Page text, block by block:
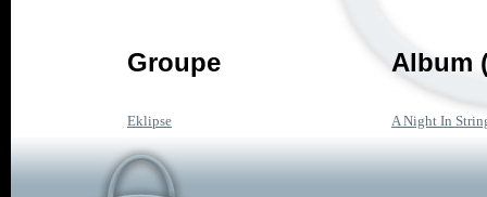
Groupe Album
Eklipse A Night In